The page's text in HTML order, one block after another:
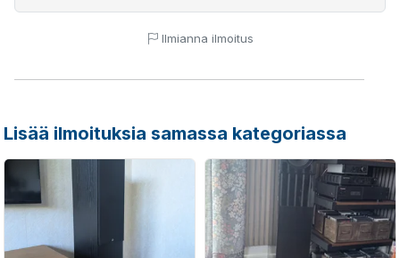
Ilmianna ilmoitus
Lisää ilmoituksia samassa kategoriassa